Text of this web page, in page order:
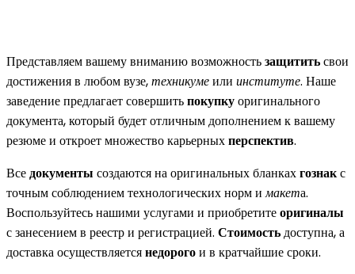
Представляем вашему вниманию возможностьзащититьсвои
достижения в любом вузе,техникумеили институте. Наше
заведение предлагает совершитьпокупкуоригинального
документа, который будет отличным дополнением к вашему
резюме и откроет множество карьерныхперспектив.
Вседокументы создаются на оригинальных бланкахгознакс
точным соблюдением технологических норм имакета.
Воспользуйтесь нашими услугами и приобретитеоригиналы
с занесением в реестр и регистрацией. Стоимостьдоступна, а
доставка осуществляетсянедорогои в кратчайшие сроки.